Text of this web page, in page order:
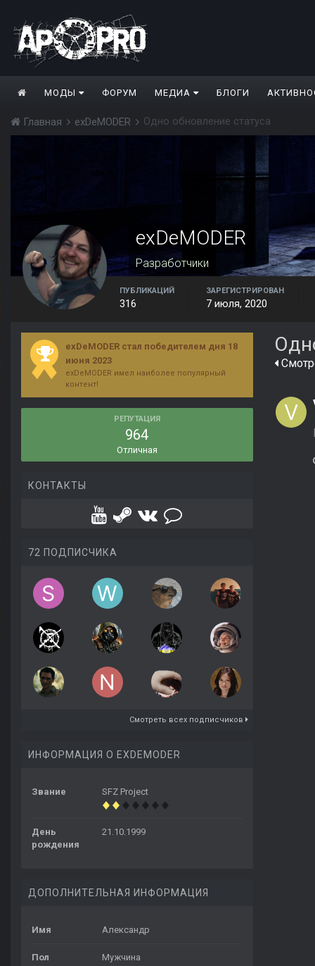
МОДЫ ФОРУМ МЕДИА БЛОГИ
Главная exDeMODER Одно обновление статуса
exDeMODER
Разработчики
ПУБЛИКАЦИЙ
316
ЗАРЕГИСТРИРОВАН
7 июля, 2020
exDeMODER стал победителем дня 18
июня 2023
exDeMODER имел наиболее популярный
контент!
РЕПУТАЦИЯ
964
Отличная
КОНТАКТЫ
72 ПОДПИСЧИКА
Смотреть всех подписчиков
ИНФОРМАЦИЯ О EXDEMODER
Звание SFZ Project
День
рождения
21.10.1999
ДОПОЛНИТЕЛЬНАЯ ИНФОРМАЦИЯ
Имя Александр
Пол Мужчина